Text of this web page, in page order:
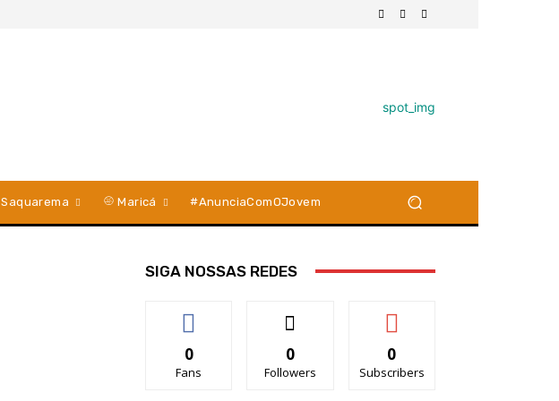
Saquarema Maricá #AnunciaComOJovem
SIGA NOSSAS REDES
0
Fans
0
Followers
0
Subscribers